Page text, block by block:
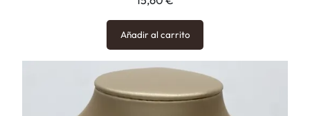
Añadir al carrito